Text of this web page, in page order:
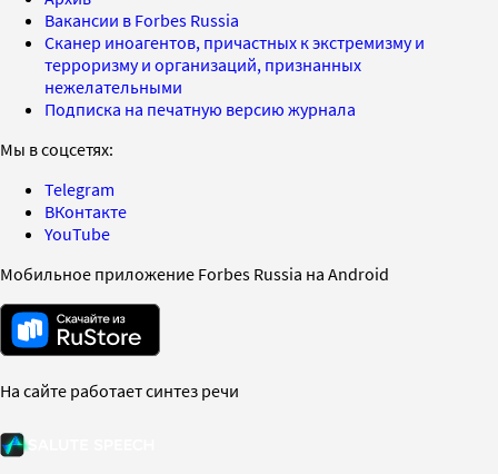
Вакансии в Forbes Russia
Сканер иноагентов, причастных к экстремизму и
терроризму и организаций, признанных
нежелательными
Подписка на печатную версию журнала
Мы в соцсетях:
Telegram
ВКонтакте
YouTube
Мобильное приложение Forbes Russia на Android
На сайте работает синтез речи